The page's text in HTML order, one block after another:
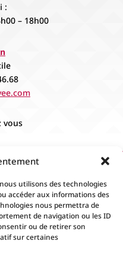
utilisons des technologies
accéder aux informations des
nous permettra de
de navigation ou les ID
ou de retirer son
sur certaines
:
– 18h00
vous